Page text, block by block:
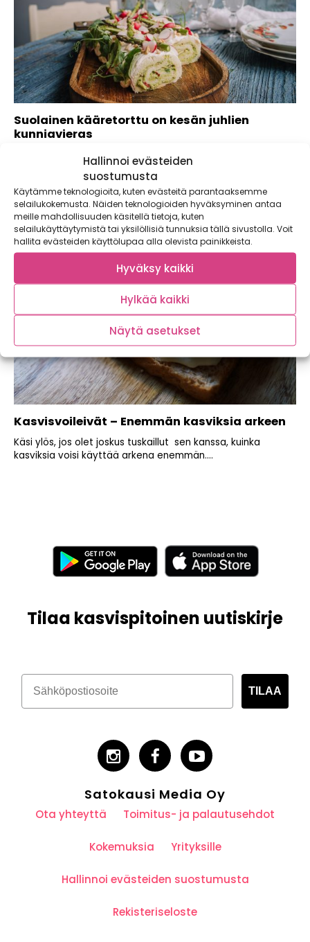
Hallinnoi evästeiden
suostumusta
Käytämme teknologioita, kuten evästeitä parantaaksemme
selailukokemusta. Näiden teknologioiden hyväksyminen antaa
meille mahdollisuuden käsitellä tietoja, kuten
selailukäyttäytymistä tai yksilöllisiä tunnuksia tällä sivustolla. Voit
hallita evästeiden käyttölupaa alla olevista painikkeista.
Hyväksy kaikki
Hylkää kaikki
Näytä asetukset
Suolainen kääretorttu on kesän juhlien
kunniavieras
Kaupallinen yhteistyö: Saga Kevät ja alkukesä ovat
sesonkiruokailijan kulta-aikaa. Varhaisvihannekset täyttävät
hevi-osastojen hyllyt, luonto...
Kasvisvoileivät – Enemmän kasviksia arkeen
Käsi ylös, jos olet joskus tuskaillut sen kanssa, kuinka
kasviksia voisi käyttää arkena enemmän....
Tilaa kasvispitoinen uutiskirje
TILAA
Satokausi Media Oy
Ota yhteyttä Toimitus- ja palautusehdot
Kokemuksia Yrityksille
Hallinnoi evästeiden suostumusta
Rekisteriseloste